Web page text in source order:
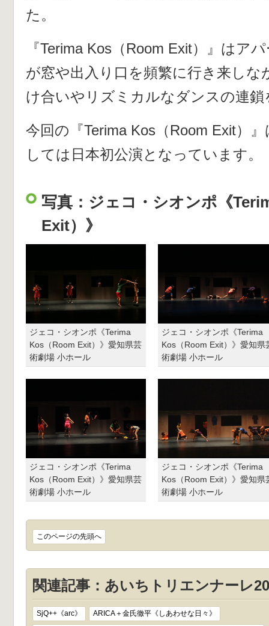
た。
『Terima Kos（Room Exit）』はア
が窓や出入り口を頻繁に行き来しな
け合いやリズミカルなダンスの連
今回の『Terima Kos（Room Exit）
しては日本初公演となっています。
写真：ジェコ・シオンポ《
Exit）》
ジェコ・シオンポ《Terima
Kos（Room Exit）》愛知県芸
術劇場 小ホール
ジェコ・シオンポ《Terima
Kos（Room Exit）》愛知県
術劇場 小ホール
ジェコ・シオンポ《Terima
Kos（Room Exit）》愛知県芸
術劇場 小ホール
ジェコ・シオンポ《Terima
Kos（Room Exit）》愛知県
術劇場 小ホール
このページの先頭へ
関連記事：あいちトリエンナーレ
SjQ++《arc》 ARICA＋金氏徹平《しあわせな日々》